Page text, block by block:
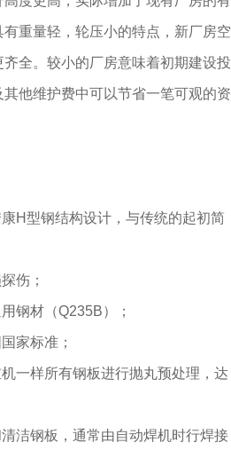
重量轻，轮压小的特点，新厂房空
全。较小的厂房意味着初期建设投
他维护费中可以节省一笔可观的资
型钢结构设计，与传统的起初简
伤；
材（Q235B）；
家标准；
样所有钢板进行抛丸预处理，达
钢板，通常由自动焊机时行焊接